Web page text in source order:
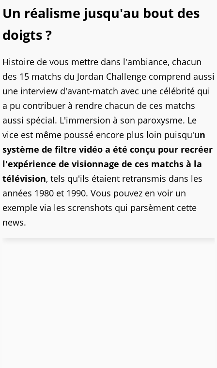
Un réalisme jusqu'au bout des
doigts ?
Histoire de vous mettre dans l'ambiance, chacun
des 15 matchs du Jordan Challenge comprend aussi
une interview d'avant-match avec une célébrité qui
a pu contribuer à rendre chacun de ces matchs
aussi spécial. L'immersion à son paroxysme. Le
vice est même poussé encore plus loin puisqu'un
système de filtre vidéo a été conçu pour recréer
l'expérience de visionnage de ces matchs à la
télévision, tels qu'ils étaient retransmis dans les
années 1980 et 1990. Vous pouvez en voir un
exemple via les screnshots qui parsèment cette
news.